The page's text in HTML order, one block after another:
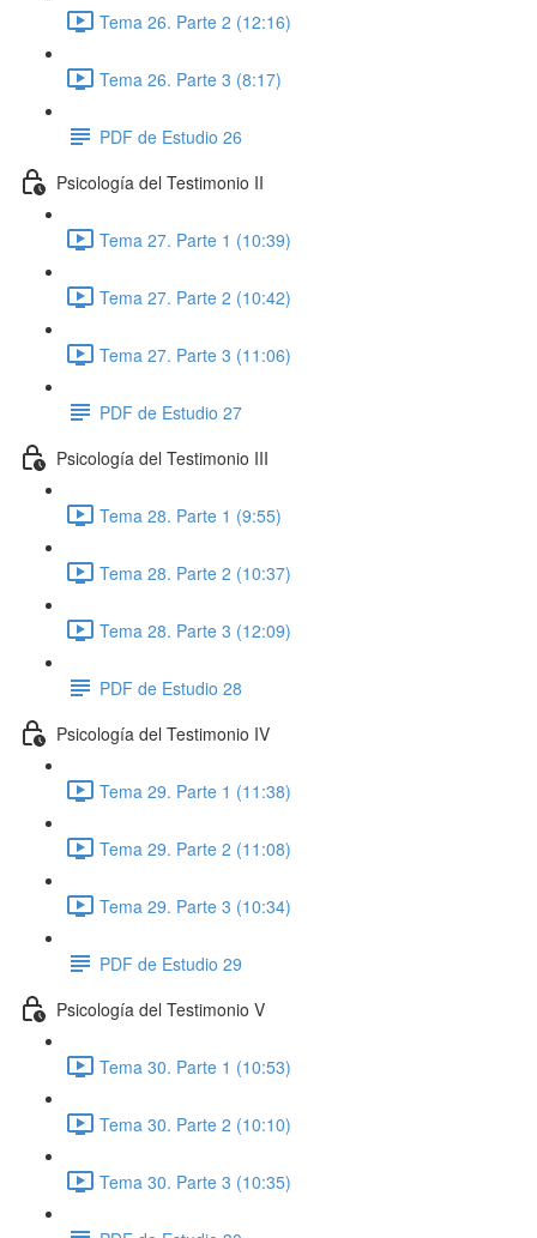
Tema 26. Parte 2 (12:16)
Tema 26. Parte 3 (8:17)
PDF de Estudio 26
Psicología del Testimonio II
Tema 27. Parte 1 (10:39)
Tema 27. Parte 2 (10:42)
Tema 27. Parte 3 (11:06)
PDF de Estudio 27
Psicología del Testimonio III
Tema 28. Parte 1 (9:55)
Tema 28. Parte 2 (10:37)
Tema 28. Parte 3 (12:09)
PDF de Estudio 28
Psicología del Testimonio IV
Tema 29. Parte 1 (11:38)
Tema 29. Parte 2 (11:08)
Tema 29. Parte 3 (10:34)
PDF de Estudio 29
Psicología del Testimonio V
Tema 30. Parte 1 (10:53)
Tema 30. Parte 2 (10:10)
Tema 30. Parte 3 (10:35)